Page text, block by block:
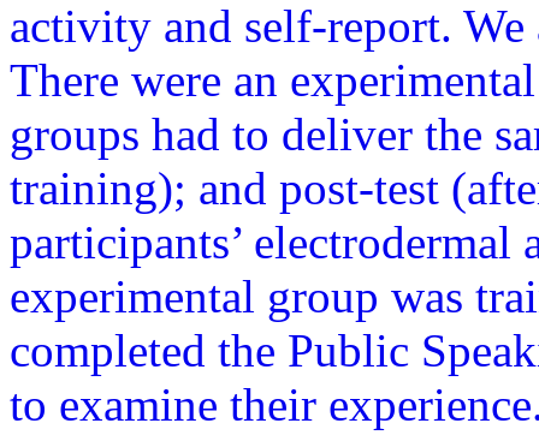
activity and self-report. We
There were an
groups had to deliver the
training); and post-test
participants’
experimental group was
completed the Public
to examine their